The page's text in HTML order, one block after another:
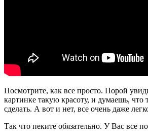
Посмотрите, как все просто. Порой
картинке такую красоту, и думаешь, что
сделать. А вот и нет, все очень даже
Так что пеките обязательно. У Вас все